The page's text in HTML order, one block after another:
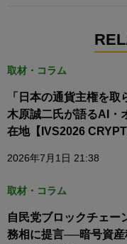
取材・コラム
「日本の通貨主権を
木原誠二氏が語るAI・
在地【IVS2026
2026年7月1日 21:38
取材・コラム
自民党ブロックチェー
務相に提言──暗号資